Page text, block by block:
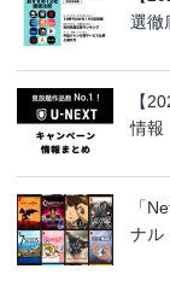
選徹
【
情報
「
ナル